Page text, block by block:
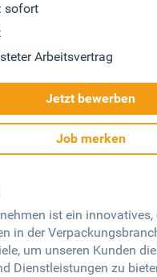
sofort
Arbeitsvertrag
Jetzt bewerben
Job merken
ist ein
in der
um unseren Kunden
Dienstleistungen zu